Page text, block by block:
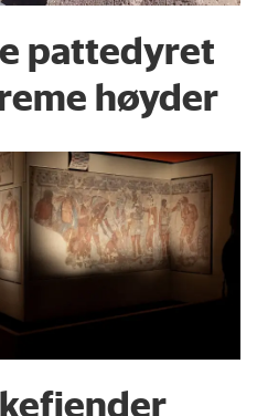
pattedyret
høyder